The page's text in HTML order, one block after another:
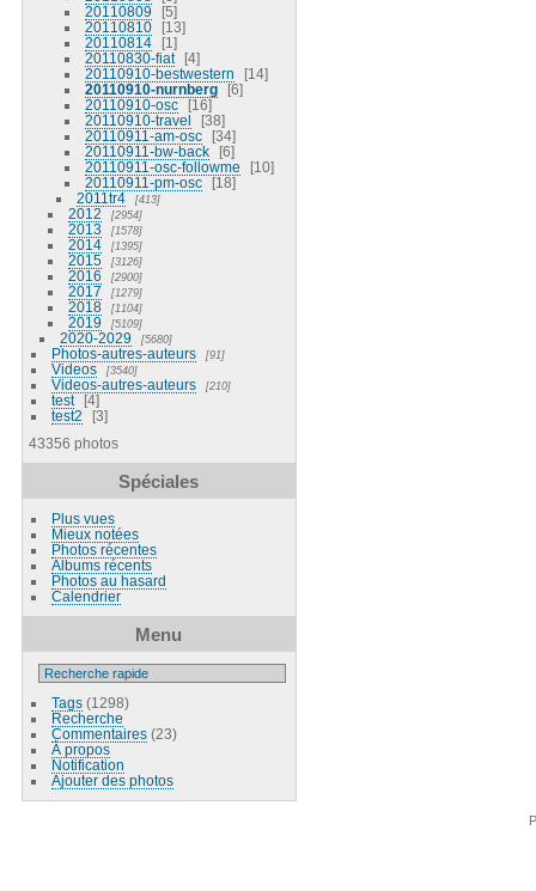
20110809
5
20110810
13
20110814
1
20110830-fiat
4
20110910-bestwestern
14
20110910-nurnberg
6
20110910-osc
16
20110910-travel
38
20110911-am-osc
34
20110911-bw-back
6
20110911-osc-followme
10
20110911-pm-osc
18
2011tr4
413
2012 2954
2013 1578
2014 1395
2015 3126
2016 2900
2017 1279
2018 1104
2019 5109
2020-2029 5680
Photos-autres-auteurs 91
Videos 3540
Videos-autres-auteurs 210
test
4
test2
3
43356 photos
Spéciales
Plus vues
Mieux notées
Photos récentes
Albums récents
Photos au hasard
Calendrier
Menu
Tags(1298)
Recherche
Commentaires(23)
À propos
Notification
Ajouter des photos